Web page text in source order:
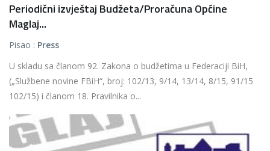
Periodični izvještaj Budžeta/Proračuna Općine
Maglaj...
Pisao : Press
U skladu sa članom 92. Zakona o budžetima u Federaciji BiH,
(„Službene novine FBiH“, broj: 102/13, 9/14, 13/14, 8/15, 91/15
102/15) i članom 18. Pravilnika o...
Više...